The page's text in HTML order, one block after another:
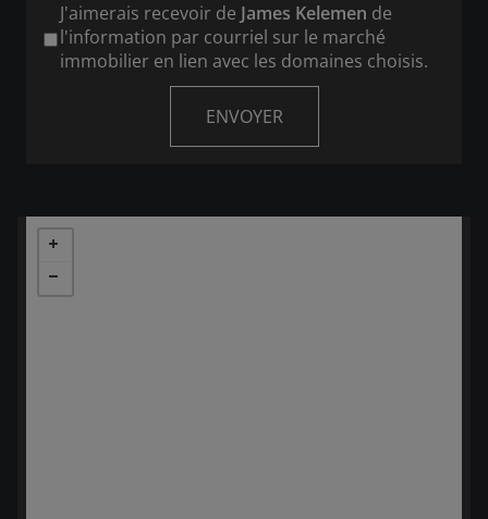
J'aimerais recevoir de James Kelemen de
l'information par courriel sur le marché
immobilier en lien avec les domaines choisis.